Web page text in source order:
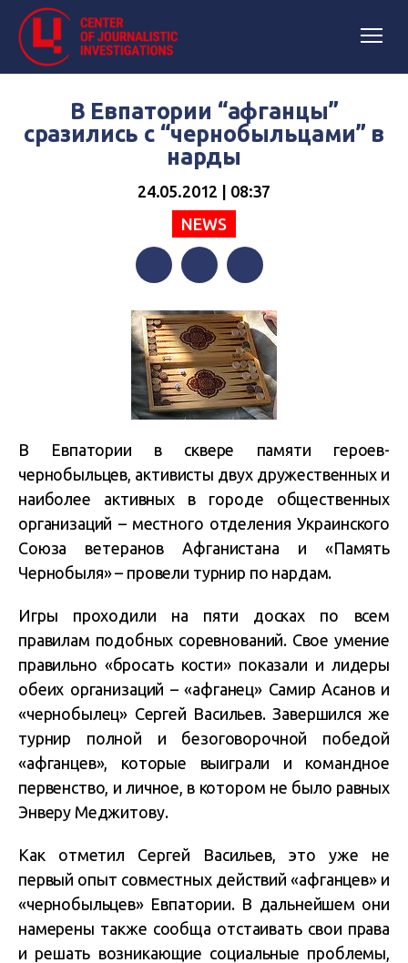
В Евпатории “афганцы”
сразились c “чернобыльцами” в
нарды
24.05.2012 | 08:37
NEWS
В Евпатории в сквере памяти героев-
чернобыльцев, активисты двух дружественных и
наиболее активных в городе общественных
организаций – местного отделения Украинского
Союза ветеранов Афганистана и «Память
Чернобыля» – провели турнир по нардам.
Игры проходили на пяти досках по всем
правилам подобных соревнований. Свое умение
правильно «бросать кости» показали и лидеры
обеих организаций – «афганец» Самир Асанов и
«чернобылец» Сергей Васильев. Завершился же
турнир полной и безоговорочной победой
«афганцев», которые выиграли и командное
первенство, и личное, в котором не было равных
Энверу Меджитову.
Как отметил Сергей Васильев, это уже не
первый опыт совместных действий «афганцев» и
«чернобыльцев» Евпатории. В дальнейшем они
намерены также сообща отстаивать свои права
и решать возникающие социальные проблемы,